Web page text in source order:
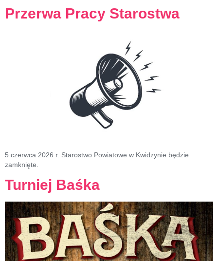
Przerwa Pracy Starostwa
5 czerwca 2026 r. Starostwo Powiatowe w Kwidzynie będzie
zamknięte.
Turniej Baśka